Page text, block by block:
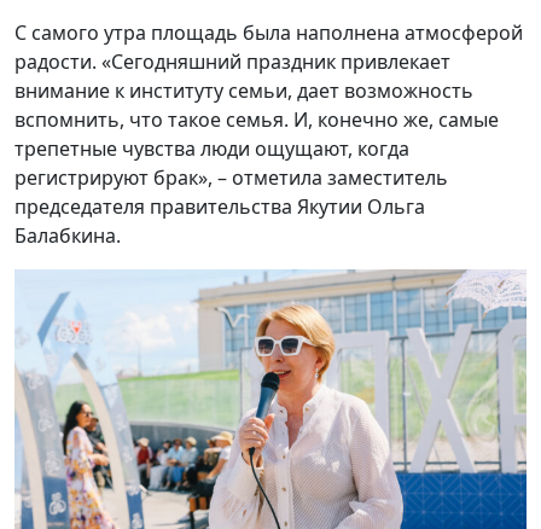
С самого утра площадь была наполнена атмосферой
радости. «Сегодняшний праздник привлекает
внимание к институту семьи, дает возможность
вспомнить, что такое семья. И, конечно же, самые
трепетные чувства люди ощущают, когда
регистрируют брак», – отметила заместитель
председателя правительства Якутии Ольга
Балабкина.